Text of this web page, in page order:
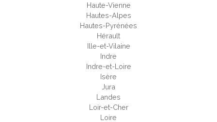
Haute-Vienne
Hautes-Alpes
Hautes-Pyrénées
Hérault
Ille-et-Vilaine
Indre
Indre-et-Loire
Isère
Jura
Landes
Loir-et-Cher
Loire